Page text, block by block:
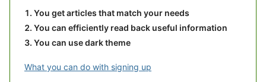
You get articles that match your needs
You can efficiently read back useful information
You can use dark theme
What you can do with signing up